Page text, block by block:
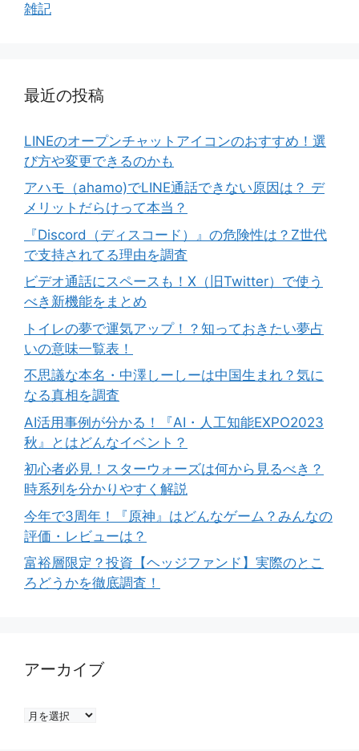
雑記
最近の投稿
LINEのオープンチャットアイコンのおすすめ！選
び方や変更できるのかも
アハモ（ahamo)でLINE通話できない原因は？ デ
メリットだらけって本当？
『Discord（ディスコード）』の危険性は？Z世代
で支持されてる理由を調査
ビデオ通話にスペースも！X（旧Twitter）で使う
べき新機能をまとめ
トイレの夢で運気アップ！？知っておきたい夢占
いの意味一覧表！
不思議な本名・中澤しーしーは中国生まれ？気に
なる真相を調査
AI活用事例が分かる！『AI・人工知能EXPO2023
秋』とはどんなイベント？
初心者必見！スターウォーズは何から見るべき？
時系列を分かりやすく解説
今年で3周年！『原神』はどんなゲーム？みんなの
評価・レビューは？
富裕層限定？投資【ヘッジファンド】実際のとこ
ろどうかを徹底調査！
アーカイブ
ア